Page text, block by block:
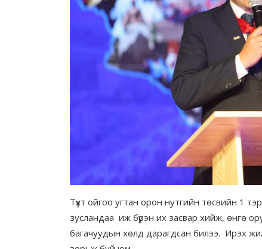
Түүхт ойгоо угтан орон нутгийн төсвийн 1
зусландаа иж бүрэн их засвар хийж, өнгө
багачуудын хөлд дарагдсан билээ. Ирэх